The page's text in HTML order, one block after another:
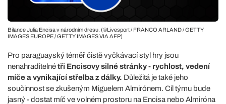
Bilance Julia Encisa v národním dresu. (©Livesport / FRANCO ARLAND / GETTY
IMAGES EUROPE / GETTY IMAGES VIA AFP)
Pro paraguayský téměř čistě vyčkávací styl hry jsou
nenahraditelnétři Encisovy silné stránky - rychlost, vedení
míče a vynikající střelba z dálky. Důležitá je také jeho
součinnost se zkušeným Miguelem Almirónem. Cíl týmu bude
jasný - dostat míč ve volném prostoru na Encisa nebo Almiróna